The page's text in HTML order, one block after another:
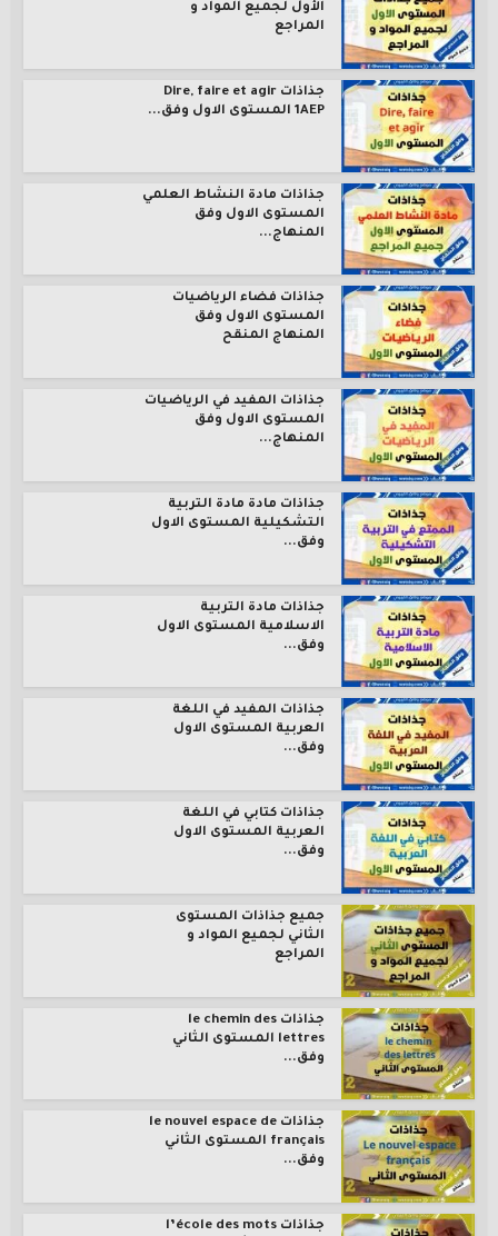
الأول لجميع المواد و
المراجع
جذاذات Dire, faire et agir
1AEP المستوى الاول وفق...
جذاذات مادة النشاط العلمي
المستوى الاول وفق
المنهاج...
جذاذات فضاء الرياضيات
المستوى الاول وفق
المنهاج المنقح
جذاذات المفيد في الرياضيات
المستوى الاول وفق
المنهاج...
جذاذات مادة مادة التربية
التشكيلية المستوى الاول
وفق...
جذاذات مادة التربية
الاسلامية المستوى الاول
وفق...
جذاذات المفيد في اللغة
العربية المستوى الاول
وفق...
جذاذات كتابي في اللغة
العربية المستوى الاول
وفق...
جميع جذاذات المستوى
الثاني لجميع المواد و
المراجع
جذاذات le chemin des
lettres المستوى الثاني
وفق...
جذاذات le nouvel espace de
français المستوى الثاني
وفق...
جذاذات l’école des mots